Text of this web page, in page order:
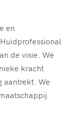
en
de visie. We
kracht
aantrekt. We